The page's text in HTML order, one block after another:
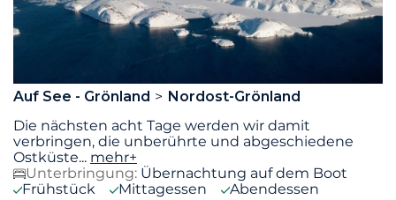
Auf See - Grönland
Nordost-Grönland
Die nächsten acht Tage werden wir damit
verbringen, die unberührte und abgeschiedene
Ostküste... mehr+
Unterbringung: Übernachtung auf dem Boot
Frühstück
Mittagessen Abendessen